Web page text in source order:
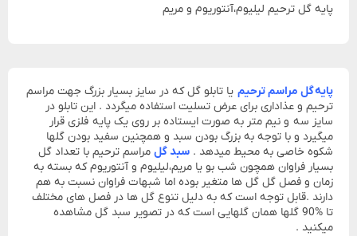
پایه گل ترحیم لیلیوم،آنتوریوم و مریم
پایه گل مراسم ترحیم یا تابلو گل که در سایز بسیار بزرگ جهت مراسم
ترحیم و عذاداری برای عرض تسلیت استفاده میگردد . این تابلو در
سایز سه و نیم متر به صورت ایستاده بر روی یک پایه فلزی قرار
میگیرد و با توجه به بزرگ بودن سبد و همچنین سفید بودن گلها
شکوه خاصی به محیط میدهد . سبد گل مراسم ترحیم با تعداد گل
بسیار فراوان همچون شب بو یا مریم،لیلیوم و آنتوریوم که بسته به
زمان و فصل گل گل ها متغیر بوده اما شبهات فراوان نسبت به هم
دارند .قابل توجه است که به دلیل تنوع گل ها در فصل های مختلف
تا %90 گلها همان گلهایی است که در تصویر سبد گل مشاهده
میکنید .